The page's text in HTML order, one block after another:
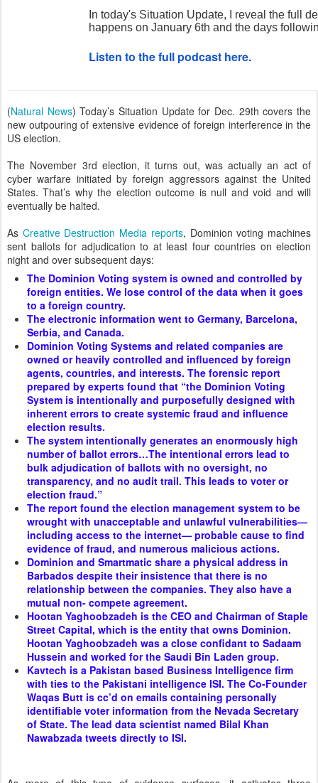
In today's Situation Update, I reveal the full
happens on January 6th and the days
Listen to the full podcast here.
(Natural News) Today’s Situation Update for Dec. 29th covers the
new outpouring of extensive evidence of foreign interference in the
US election.
The November 3rd election, it turns out, was actually an act of
cyber warfare initiated by foreign aggressors against the United
States. That’s why the election outcome is null and void and will
eventually be halted.
As Creative Destruction Media reports, Dominion voting machines
sent ballots for adjudication to at least four countries on election
night and over subsequent days:
The Dominion Voting system is owned and controlled by
foreign entities. We lose control of the data when it goes
to a foreign country.
The electronic information went to Germany, Barcelona,
Serbia, and Canada.
Dominion Voting Systems and related companies are
owned or heavily controlled and influenced by foreign
agents, countries, and interests. The forensic report
prepared by experts found that “the Dominion Voting
System is intentionally and purposefully designed with
inherent errors to create systemic fraud and influence
election results.
The system intentionally generates an enormously high
number of ballot errors…The intentional errors lead to
bulk adjudication of ballots with no oversight, no
transparency, and no audit trail. This leads to voter or
election fraud.”
The report found the election management system to be
wrought with unacceptable and unlawful vulnerabilities—
including access to the internet— probable cause to find
evidence of fraud, and numerous malicious actions.
Dominion and Smartmatic share a physical address in
Barbados despite their insistence that there is no
relationship between the companies. They also have a
mutual non- compete agreement.
Hootan Yaghoobzadeh is the CEO and Chairman of Staple
Street Capital, which is the entity that owns Dominion.
Hootan Yaghoobzadeh was a close confidant to Sadaam
Hussein and worked for the Saudi Bin Laden group.
Kavtech is a Pakistan based Business Intelligence firm
with ties to the Pakistani intelligence ISI. The Co-Founder
Waqas Butt is cc’d on emails containing personally
identifiable voter information from the Nevada Secretary
of State. The lead data scientist named Bilal Khan
Nawabzada tweets directly to ISI.